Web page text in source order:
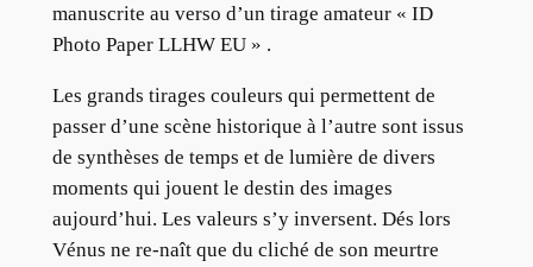
manuscrite au verso d’un tirage amateur « ID
Photo Paper LLHW EU » .
Les grands tirages couleurs qui permettent de
passer d’une scène historique à l’autre sont issus
de synthèses de temps et de lumière de divers
moments qui jouent le destin des images
aujourd’hui. Les valeurs s’y inversent. Dés lors
Vénus ne re-naît que du cliché de son meurtre